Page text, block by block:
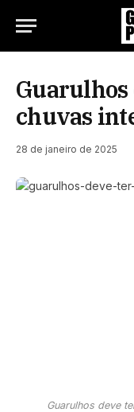
chuvas
28 de janeiro de 2025
Guarulhos deve